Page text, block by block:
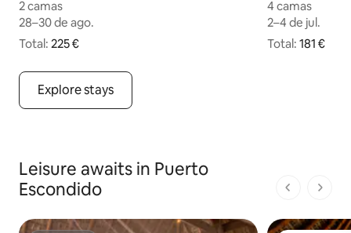
inesquecíveis
2 camas
2 camas
28–30 de ago.
28–30 de ago.
Total: 225 €
225 € no total
4 camas
4 camas
2–4 de jul.
2–4 de jul.
Total: 181 €
181 € no total
Explore stays
Leisure awaits in Puerto
Escondido
1 de 1